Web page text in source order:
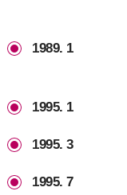
1989. 1
1995. 1
1995. 3
1995. 7